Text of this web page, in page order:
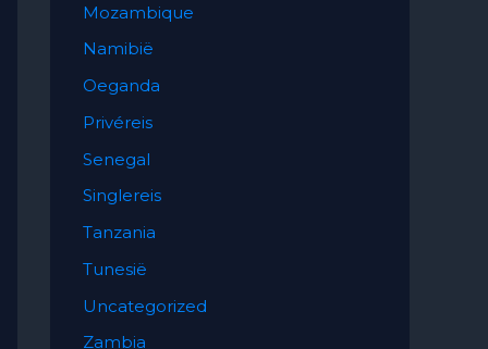
Mozambique
Namibië
Oeganda
Privéreis
Senegal
Singlereis
Tanzania
Tunesië
Uncategorized
Zambia